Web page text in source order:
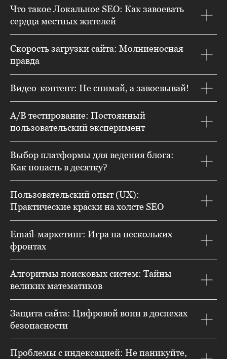
Что такое Локальное SEO: Как завоевать
сердца местных жителей
Скорость загрузки сайта: Молниеносная
правда
Видео-контент: Не снимай, а завоевывай!
A/B тестирование: Постоянный
пользовательский эксперимент
Выбор платформы для ведения блога:
Как попасть в десятку?
Пользовательский опыт (UX):
Практические краски на холсте SEO
Email-маркетинг: Игра на нескольких
фронтах
Алгоритмы поисковых систем: Тайны
великих математиков
Защита сайта: Цифровой воин в доспехах
безопасности
Проблемы с индексацией: Не паникуйте,